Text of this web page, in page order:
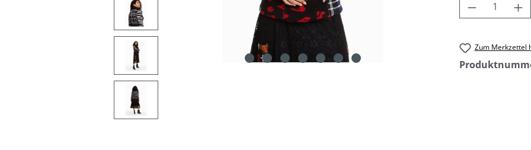
Produkt
Zum Merkzettel